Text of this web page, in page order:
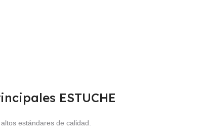
ESTUCHE
estándares de calidad.